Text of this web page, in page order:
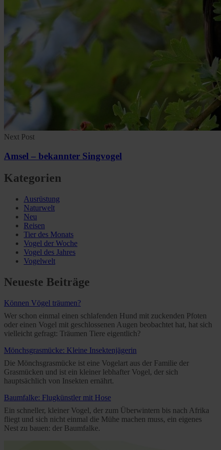
Next Post
Amsel – bekannter Singvogel
Kategorien
Ausrüstung
Naturwelt
Neu
Reisen
Tier des Monats
Vogel der Woche
Vogel des Jahres
Vogelwelt
Neueste Beiträge
Können Vögel träumen?
Wer schon einmal einen schlafenden Hund mit zuckenden Pfoten
oder einen Vogel mit geschlossenen Augen beobachtet hat, hat sich
vielleicht gefragt: Träumen Tiere eigentlich?
Mönchsgrasmücke: Kleine Insektenjägerin
Die Mönchsgrasmücke ist eine Vogelart aus der Familie der
Grasmücken und ist ein kleiner lebhafter Vogel, der sich
hauptsächlich von Insekten ernährt.
Baumfalke: Flugkünstler mit Hose
Ein schneller, kleiner Vogel, der zum Überwintern bis nach Afrika
fliegt und sich nicht einmal die Mühe machen muss, ein eigenes
Nest zu bauen: der Baumfalke.